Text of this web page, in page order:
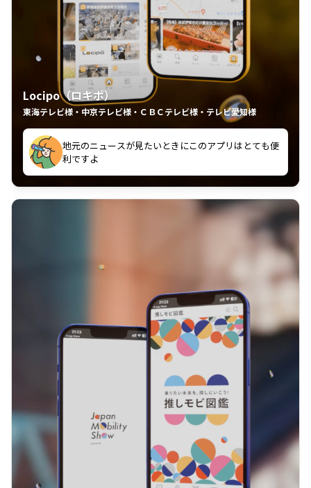
Locipo（ロキポ）
東海テレビ様・中京テレビ様・ＣＢＣテレビ様・テレビ愛知様
中京テレビのおもしろ番組が視聴可能地域外からも見
れるの嬉しいポイント
いつも利用させていただいております！